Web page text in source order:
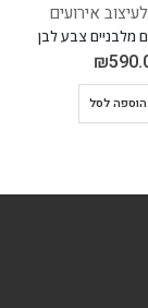
מעמדים וציוד
5,000.00